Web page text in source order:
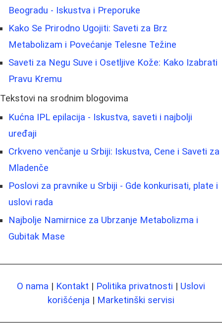
Beogradu - Iskustva i Preporuke
Kako Se Prirodno Ugojiti: Saveti za Brz
Metabolizam i Povećanje Telesne Težine
Saveti za Negu Suve i Osetljive Kože: Kako Izabrati
Pravu Kremu
Tekstovi na srodnim blogovima
Kućna IPL epilacija - Iskustva, saveti i najbolji
uređaji
Crkveno venčanje u Srbiji: Iskustva, Cene i Saveti za
Mladenče
Poslovi za pravnike u Srbiji - Gde konkurisati, plate i
uslovi rada
Najbolje Namirnice za Ubrzanje Metabolizma i
Gubitak Mase
O nama | Kontakt | Politika privatnosti | Uslovi
korišćenja | Marketinški servisi